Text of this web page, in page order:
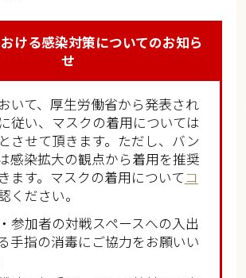
ける感染対策についてのお知ら
せ
いて、厚生労働省から発表され
従い、マスクの着用については
させて頂きます。ただし、バン
感染拡大の観点から着用を推奨
ます。マスクの着用についてコ
ください。
参加者の対戦スペースへの入出
手指の消毒にご協力をお願いい